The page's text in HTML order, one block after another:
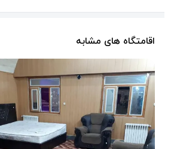
اقامتگاه های مشابه